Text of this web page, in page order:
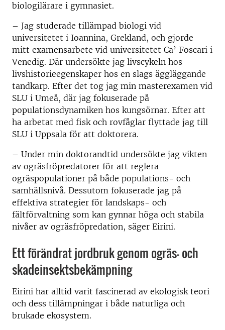
biologilärare i gymnasiet.
– Jag studerade tillämpad biologi vid
universitetet i Ioannina, Grekland, och gjorde
mitt examensarbete vid universitetet Ca’ Foscari i
Venedig. Där undersökte jag livscykeln hos
livshistorieegenskaper hos en slags äggläggande
tandkarp. Efter det tog jag min masterexamen vid
SLU i Umeå, där jag fokuserade på
populationsdynamiken hos kungsörnar. Efter att
ha arbetat med fisk och rovfåglar flyttade jag till
SLU i Uppsala för att doktorera.
– Under min doktorandtid undersökte jag vikten
av ogräsfröpredatorer för att reglera
ogräspopulationer på både populations- och
samhällsnivå. Dessutom fokuserade jag på
effektiva strategier för landskaps- och
fältförvaltning som kan gynnar höga och stabila
nivåer av ogräsfröpredation, säger Eirini.
Ett förändrat jordbruk genom ogräs- och
skadeinsektsbekämpning
Eirini har alltid varit fascinerad av ekologisk teori
och dess tillämpningar i både naturliga och
brukade ekosystem.